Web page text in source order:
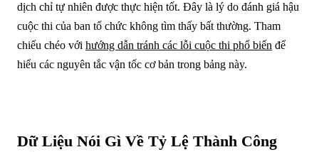
dịch chỉ tự nhiên được thực hiện tốt. Đây là lý do đánh giá hậu
cuộc thi của ban tổ chức không tìm thấy bất thường. Tham
chiếu chéo với hướng dẫn tránh các lỗi cuộc thi phổ biến để
hiểu các nguyên tắc vận tốc cơ bản trong bảng này.
Dữ Liệu Nói Gì Về Tỷ Lệ Thành Công